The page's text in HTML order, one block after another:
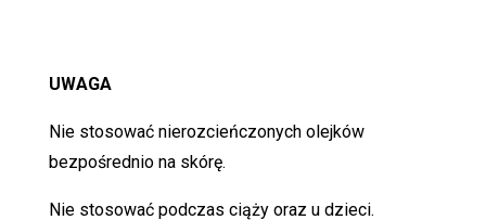
UWAGA
Nie stosować nierozcieńczonych olejków
bezpośrednio na skórę.
Nie stosować podczas ciąży oraz u dzieci.